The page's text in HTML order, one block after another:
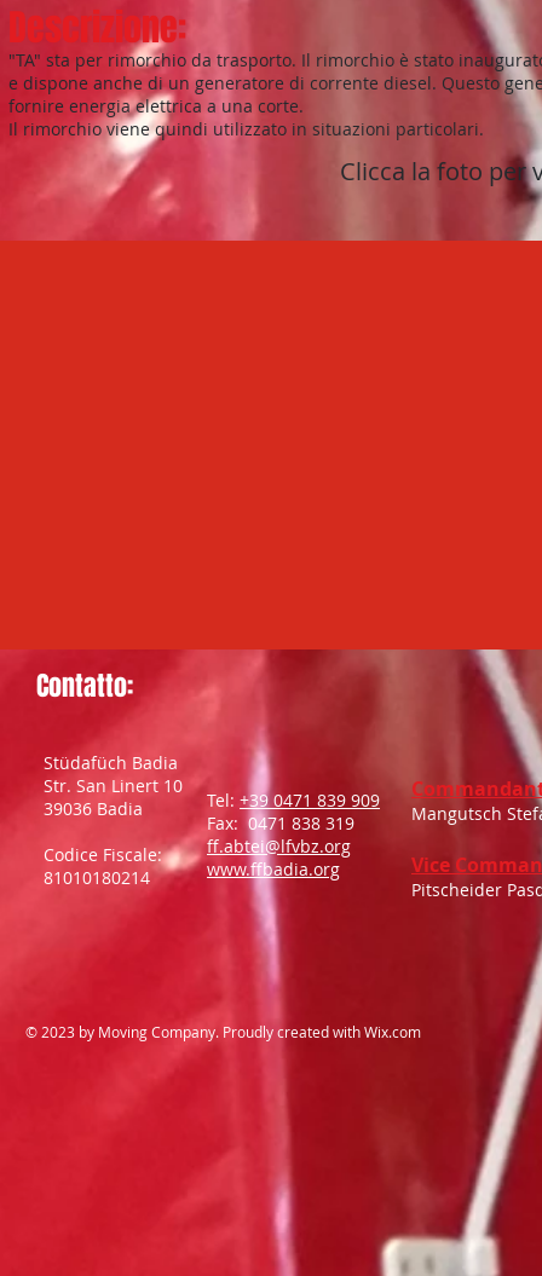
Descrizione:
"TA" sta per rimorchio da trasporto. Il rimorchio è stato
e dispone anche di un generatore di corrente diesel. Questo
fornire energia elettrica a una corte.
Il rimorchio viene quindi utilizzato in situazioni particolari.
Clicca la foto per
Contatto:
Stüdafüch Badia
Str. San Linert 10
39036 Badia
Codice Fiscale:
81010180214
Tel: +39 0471 839 909
Fax: 0471 838 319
ff.abtei@lfvbz.org
www.ffbadia.org
Mangutsch
Vice
Pitscheider
​© 2023 by Moving Company. Proudly created withWix.com